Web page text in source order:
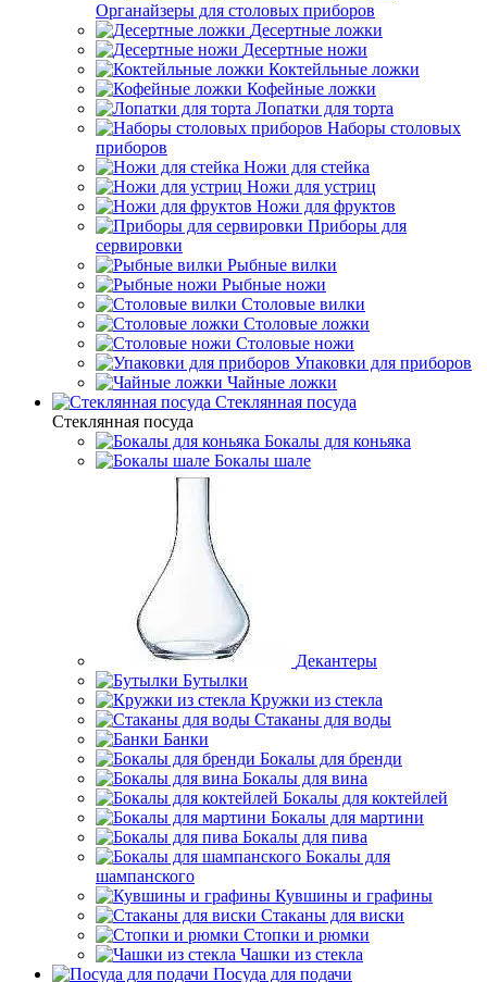
Органайзеры для столовых приборов
Десертные ложки
Десертные ножи
Коктейльные ложки
Кофейные ложки
Лопатки для торта
Наборы столовых
приборов
Ножи для стейка
Ножи для устриц
Ножи для фруктов
Приборы для
сервировки
Рыбные вилки
Рыбные ножи
Столовые вилки
Столовые ложки
Столовые ножи
Упаковки для приборов
Чайные ложки
Стеклянная посуда
Стеклянная посуда
Бокалы для коньяка
Бокалы шале
Декантеры
Бутылки
Кружки из стекла
Стаканы для воды
Банки
Бокалы для бренди
Бокалы для вина
Бокалы для коктейлей
Бокалы для мартини
Бокалы для пива
Бокалы для
шампанского
Кувшины и графины
Стаканы для виски
Стопки и рюмки
Чашки из стекла
Посуда для подачи